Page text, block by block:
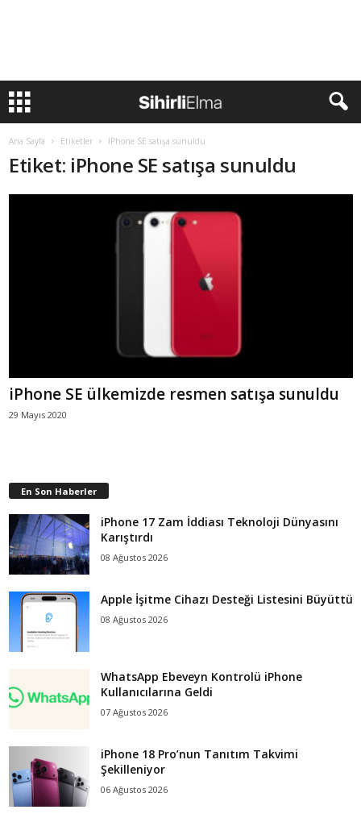
Ana Sayfa Etiketler IPhone SE satışa sunuldu
Etiket: iPhone SE satışa sunuldu
iPhone SE ülkemizde resmen satışa sunuldu
29 Mayıs 2020
En Son Haberler
iPhone 17 Zam İddiası Teknoloji Dünyasını
Karıştırdı
08 Ağustos 2026
Apple İşitme Cihazı Desteği Listesini Büyüttü
08 Ağustos 2026
WhatsApp Ebeveyn Kontrolü iPhone
Kullanıcılarına Geldi
07 Ağustos 2026
iPhone 18 Pro’nun Tanıtım Takvimi
Şekilleniyor
06 Ağustos 2026